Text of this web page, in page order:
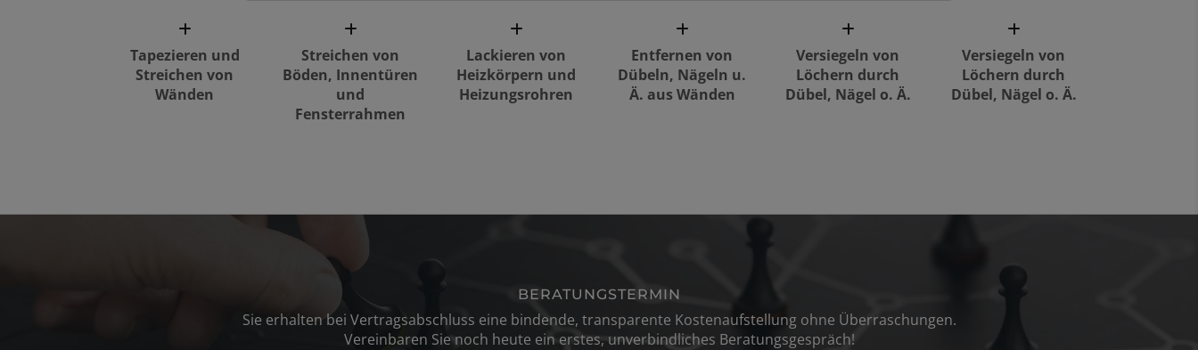
Tapezieren und
Streichen von
Wänden
Streichen von
Böden, Innentüren
und
Fensterrahmen
Lackieren von
Heizkörpern und
Heizungsrohren
Entfernen von
Dübeln, Nägeln u.
Ä. aus Wänden
Versiegeln von
Löchern durch
Dübel, Nägel o. Ä.
Versiegeln von
Löchern durch
Dübel, Nägel o. Ä.
BERATUNGSTERMIN
Sie erhalten bei Vertragsabschluss eine bindende, transparente Kostenaufstellung ohne Überraschungen.
Vereinbaren Sie noch heute ein erstes, unverbindliches Beratungsgespräch!